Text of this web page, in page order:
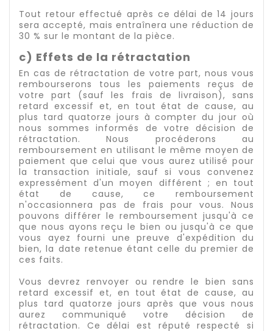
Tout retour effectué après ce délai de 14 jours
sera accepté, mais entraînera une réduction de
30 % sur le montant de la pièce.
c) Effets de la rétractation
En cas de rétractation de votre part, nous vous
rembourserons tous les paiements reçus de
votre part (sauf les frais de livraison), sans
retard excessif et, en tout état de cause, au
plus tard quatorze jours à compter du jour où
nous sommes informés de votre décision de
rétractation. Nous procéderons au
remboursement en utilisant le même moyen de
paiement que celui que vous aurez utilisé pour
la transaction initiale, sauf si vous convenez
expressément d'un moyen différent ; en tout
état de cause, ce remboursement
n'occasionnera pas de frais pour vous. Nous
pouvons différer le remboursement jusqu'à ce
que nous ayons reçu le bien ou jusqu'à ce que
vous ayez fourni une preuve d'expédition du
bien, la date retenue étant celle du premier de
ces faits.
Vous devrez renvoyer ou rendre le bien sans
retard excessif et, en tout état de cause, au
plus tard quatorze jours après que vous nous
aurez communiqué votre décision de
rétractation. Ce délai est réputé respecté si